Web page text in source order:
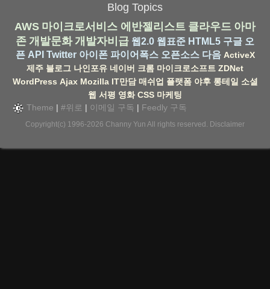
Blog Topics
AWS 마이크로서비스 에반젤리스트 클라우드 아마
존 개발문화 개발자비급 웹2.0 웹표준 HTML5 구글 오
픈 API Twitter 아이폰 파이어폭스 오픈소스 다음 ActiveX
제주 블로그 나인포유 네이버 크롬 마이크로소프트 ZDNet
WordPress Ajax Mozilla IT만담 매쉬업 플랫폼 야후 롱테일 소셜
웹 서평 영화 CSS 마케팅
Theme | #위로 | 이메일 구독 | Feedly 구독
Copyright(c) 1996-2026 Channy Yun All rights reserved. Disclaimer